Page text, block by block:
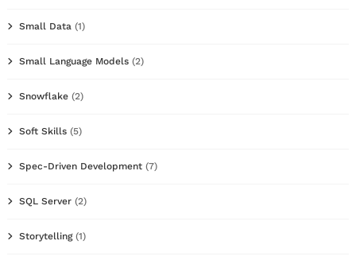
Small Data (1)
Small Language Models (2)
Snowflake (2)
Soft Skills (5)
Spec-Driven Development (7)
SQL Server (2)
Storytelling(1)